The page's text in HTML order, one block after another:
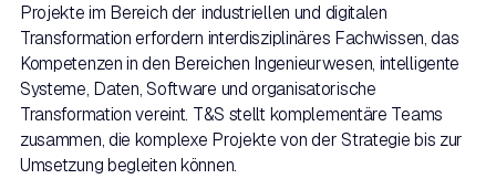
Projekte im Bereich der industriellen und digitalen
Transformation erfordern interdisziplinäres Fachwissen, das
Kompetenzen in den Bereichen Ingenieurwesen, intelligente
Systeme, Daten, Software und organisatorische
Transformation vereint. T&S stellt komplementäre Teams
zusammen, die komplexe Projekte von der Strategie bis zur
Umsetzung begleiten können.